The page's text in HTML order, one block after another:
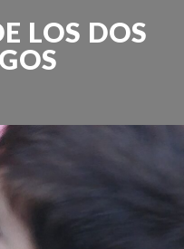
LOS DOS